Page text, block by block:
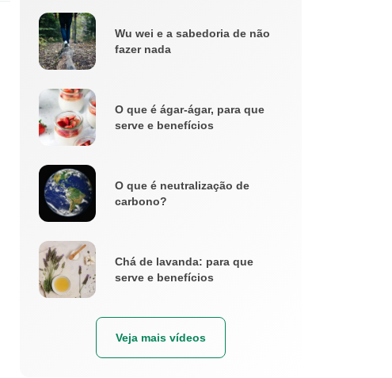
Wu wei e a sabedoria de não
fazer nada
O que é ágar-ágar, para que
serve e benefícios
O que é neutralização de
carbono?
Chá de lavanda: para que
serve e benefícios
Veja mais vídeos